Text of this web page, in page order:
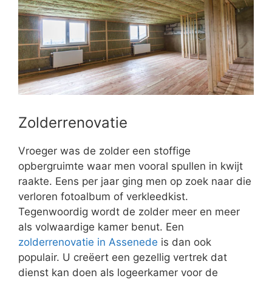
Zolderrenovatie
Vroeger was de zolder een stoffige
opbergruimte waar men vooral spullen in kwijt
raakte. Eens per jaar ging men op zoek naar die
verloren fotoalbum of verkleedkist.
Tegenwoordig wordt de zolder meer en meer
als volwaardige kamer benut. Een
zolderrenovatie in Assenede is dan ook
populair. U creëert een gezellig vertrek dat
dienst kan doen als logeerkamer voor de